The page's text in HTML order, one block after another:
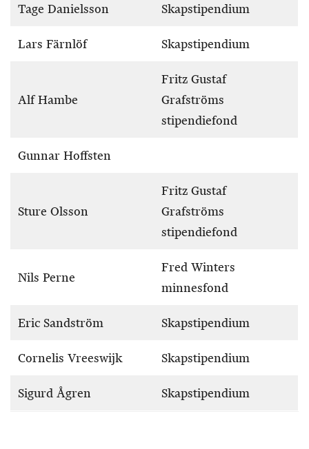
Tage Danielsson Skapstipendium
Lars Färnlöf Skapstipendium
Alf Hambe
Fritz Gustaf
Grafströms
stipendiefond
Gunnar Hoffsten
Sture Olsson
Fritz Gustaf
Grafströms
stipendiefond
Nils Perne
Fred Winters
minnesfond
Eric Sandström Skapstipendium
Cornelis Vreeswijk Skapstipendium
Sigurd Ågren Skapstipendium